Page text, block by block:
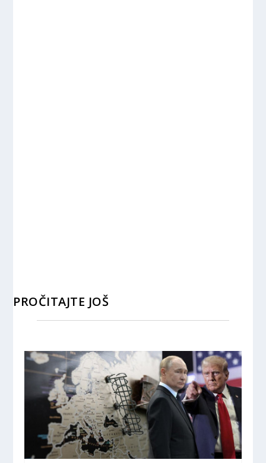
PROČITAJTE JOŠ